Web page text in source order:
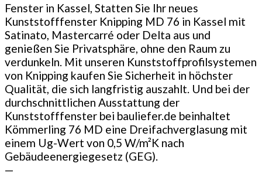
Fenster in Kassel, Statten Sie Ihr neues
Kunststofffenster Knipping MD 76 in Kassel mit
Satinato, Mastercarré oder Delta aus und
genießen Sie Privatsphäre, ohne den Raum zu
verdunkeln. Mit unseren Kunststoffprofilsystemen
von Knipping kaufen Sie Sicherheit in höchster
Qualität, die sich langfristig auszahlt. Und bei der
durchschnittlichen Ausstattung der
Kunststofffenster bei bauliefer.de beinhaltet
Kömmerling 76 MD eine Dreifachverglasung mit
einem Ug-Wert von 0,5 W/m²K nach
Gebäudeenergiegesetz (GEG).
—